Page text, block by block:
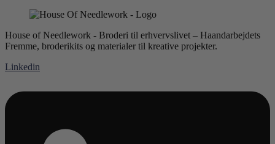
House of Needlework - Broderi til erhvervslivet – Haandarbejdets
Fremme, broderikits og materialer til kreative projekter.
Linkedin